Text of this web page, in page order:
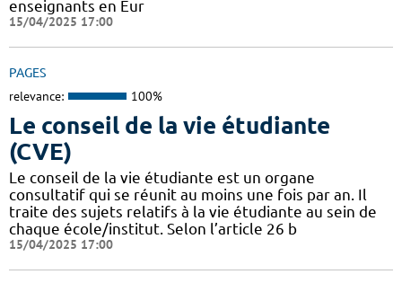
enseignants en Eur
15/04/2025 17:00
PAGES
relevance: 100%
Le conseil de la vie étudiante
(CVE)
Le conseil de la vie étudiante est un organe
consultatif qui se réunit au moins une fois par an. Il
traite des sujets relatifs à la vie étudiante au sein de
chaque école/institut. Selon l’article 26 b
15/04/2025 17:00